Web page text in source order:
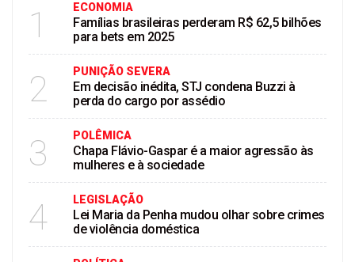
1 ECONOMIA
Famílias brasileiras perderam R$ 62,5 bilhões
para bets em 2025
2 PUNIÇÃO SEVERA
Em decisão inédita, STJ condena Buzzi à
perda do cargo por assédio
3 POLÊMICA
Chapa Flávio-Gaspar é a maior agressão às
mulheres e à sociedade
4 LEGISLAÇÃO
Lei Maria da Penha mudou olhar sobre crimes
de violência doméstica